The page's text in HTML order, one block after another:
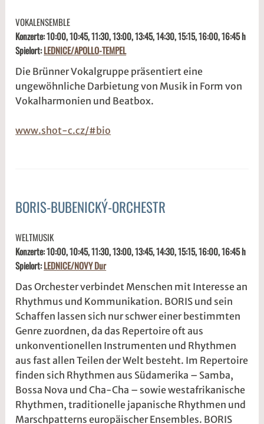
.
M
ä
r
2
1
d
w
2
e
VOKALENSEMBLE
Konzerte: 10:00, 10:45, 11:30, 13:00, 13:45, 14:30, 15:15, 16:00, 16:45 h
Spielort:LEDNICE/APOLLO-TEMPEL
Die Brünner Vokalgruppe präsentiert eine
ungewöhnliche Darbietung von Musik in Form von
Vokalharmonien und Beatbox.
www.shot-c.cz/#bio
ALLGEMEIN
BORIS-BUBENICKÝ-ORCHESTR
.
M
ä
r
z
2
0
1
d
w
2
w
e
5
t
@
WELTMUSIK
Konzerte: 10:00, 10:45, 11:30, 13:00, 13:45, 14:30, 15:15, 16:00, 16:45 h
Spielort:LEDNICE/NOVY Dur
Das Orchester verbindet Menschen mit Interesse an
Rhythmus und Kommunikation. BORIS und sein
Schaffen lassen sich nur schwer einer bestimmten
Genre zuordnen, da das Repertoire oft aus
unkonventionellen Instrumenten und Rhythmen
aus fast allen Teilen der Welt besteht. Im Repertoire
finden sich Rhythmen aus Südamerika – Samba,
Bossa Nova und Cha-Cha – sowie westafrikanische
Rhythmen, traditionelle japanische Rhythmen und
Marschpatterns europäischer Ensembles. BORIS